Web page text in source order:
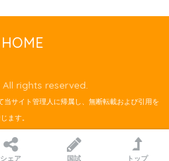
rights reserved.
サイト管理人に帰属し、無断転載および引用を
ます。
シェア 国試 トップ